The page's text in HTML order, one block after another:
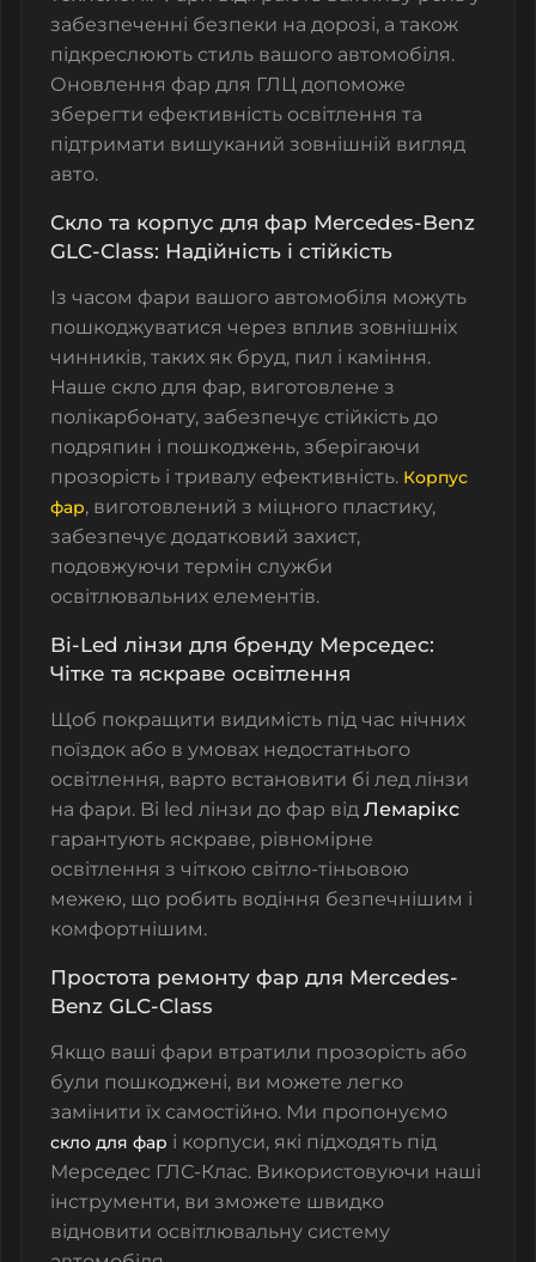
забезпеченні безпеки на дорозі, а також
підкреслюють стиль вашого автомобіля.
Оновлення фар для ГЛЦ допоможе
зберегти ефективність освітлення та
підтримати вишуканий зовнішній вигляд
авто.
Скло та корпус для фар Mercedes-Benz
GLC-Class: Надійність і стійкість
Із часом фари вашого автомобіля можуть
пошкоджуватися через вплив зовнішніх
чинників, таких як бруд, пил і каміння.
Наше скло для фар, виготовлене з
полікарбонату, забезпечує стійкість до
подряпин і пошкоджень, зберігаючи
прозорість і тривалу ефективність. Корпус
фар, виготовлений з міцного пластику,
забезпечує додатковий захист,
подовжуючи термін служби
освітлювальних елементів.
Bi-Led лінзи для бренду Мерседес:
Чітке та яскраве освітлення
Щоб покращити видимість під час нічних
поїздок або в умовах недостатнього
освітлення, варто встановити бі лед лінзи
на фари. Bi led лінзи до фар від Лемарікс
гарантують яскраве, рівномірне
освітлення з чіткою світло-тіньовою
межею, що робить водіння безпечнішим і
комфортнішим.
Простота ремонту фар для Mercedes-
Benz GLC-Class
Якщо ваші фари втратили прозорість або
були пошкоджені, ви можете легко
замінити їх самостійно. Ми пропонуємо
скло для фар і корпуси, які підходять під
Мерседес ГЛС-Клас. Використовуючи наші
інструменти, ви зможете швидко
відновити освітлювальну систему